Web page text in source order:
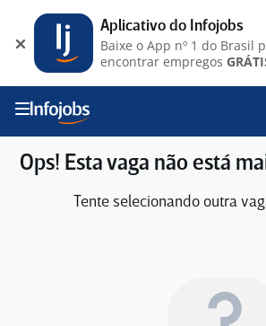
Ops! Esta vaga não está
Tente selecionando outra
Aplicativo do Infojobs
Baixe o App nº 1 do Brasil
encontrar empregos